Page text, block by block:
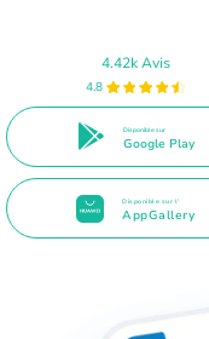
4.42k Avis
4.8
Disponible sur
Google Play
Disponible sur l'
AppGallery